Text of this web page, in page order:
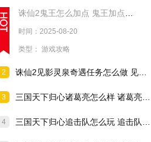
时间：2025-08-20
类型： 游戏攻略
2
3
4